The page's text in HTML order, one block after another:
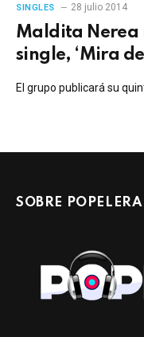
SINGLES 28 julio 2014
Maldita Nerea
single, ‘Mira
El grupo publicará su
SOBRE POPELERA